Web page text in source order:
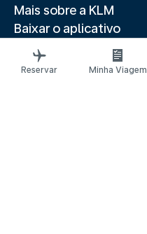
Mais sobre a KLM
Baixar o aplicativo
Sites relacionados
Guias de viagem
Reservar Minha Viagem